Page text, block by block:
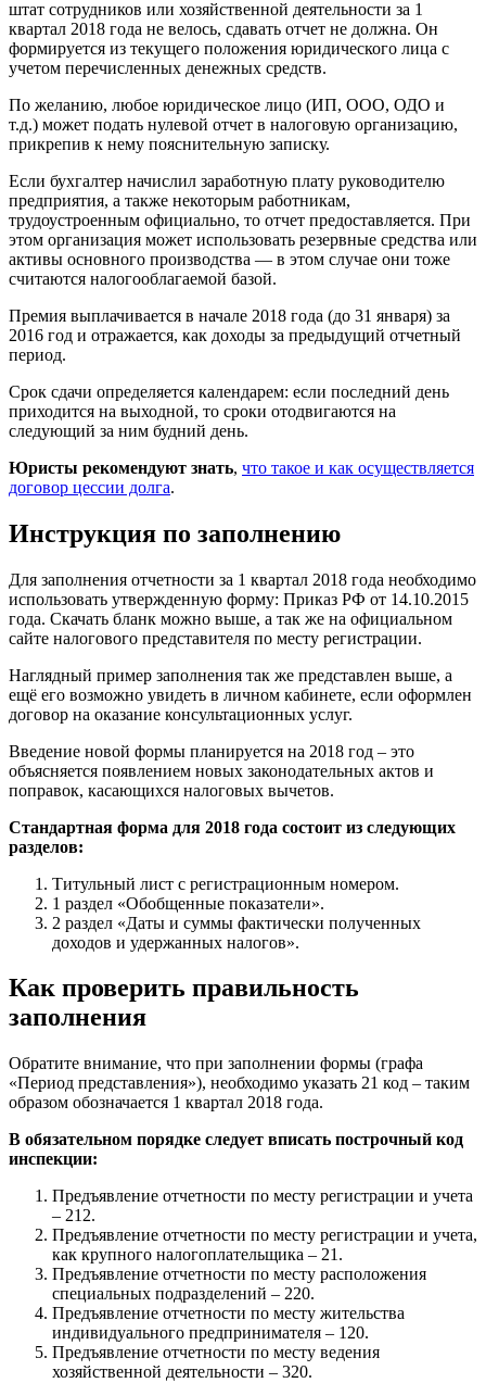
штат сотрудников или хозяйственной деятельности за 1
квартал 2018 года не велось, сдавать отчет не должна. Он
формируется из текущего положения юридического лица с
учетом перечисленных денежных средств.
По желанию, любое юридическое лицо (ИП, ООО, ОДО и
т.д.) может подать нулевой отчет в налоговую организацию,
прикрепив к нему пояснительную записку.
Если бухгалтер начислил заработную плату руководителю
предприятия, а также некоторым работникам,
трудоустроенным официально, то отчет предоставляется. При
этом организация может использовать резервные средства или
активы основного производства — в этом случае они тоже
считаются налогооблагаемой базой.
Премия выплачивается в начале 2018 года (до 31 января) за
2016 год и отражается, как доходы за предыдущий отчетный
период.
Срок сдачи определяется календарем: если последний день
приходится на выходной, то сроки отодвигаются на
следующий за ним будний день.
Юристы рекомендуют знать, что такое и как осуществляется
договор цессии долга.
Инструкция по заполнению
Для заполнения отчетности за 1 квартал 2018 года необходимо
использовать утвержденную форму: Приказ РФ от 14.10.2015
года. Скачать бланк можно выше, а так же на официальном
сайте налогового представителя по месту регистрации.
Наглядный пример заполнения так же представлен выше, а
ещё его возможно увидеть в личном кабинете, если оформлен
договор на оказание консультационных услуг.
Введение новой формы планируется на 2018 год – это
объясняется появлением новых законодательных актов и
поправок, касающихся налоговых вычетов.
Стандартная форма для 2018 года состоит из следующих
разделов:
Титульный лист с регистрационным номером.
1 раздел «Обобщенные показатели».
2 раздел «Даты и суммы фактически полученных
доходов и удержанных налогов».
Как проверить правильность
заполнения
Обратите внимание, что при заполнении формы (графа
«Период представления»), необходимо указать 21 код – таким
образом обозначается 1 квартал 2018 года.
В обязательном порядке следует вписать построчный код
инспекции:
Предъявление отчетности по месту регистрации и учета
– 212.
Предъявление отчетности по месту регистрации и учета,
как крупного налогоплательщика – 21.
Предъявление отчетности по месту расположения
специальных подразделений – 220.
Предъявление отчетности по месту жительства
индивидуального предпринимателя – 120.
Предъявление отчетности по месту ведения
хозяйственной деятельности – 320.